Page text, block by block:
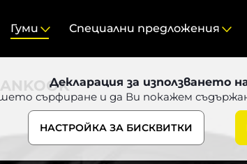
Декларация за използването
сърфиране и да Ви покажем
НАСТРОЙКА ЗА БИСКВИТКИ
Гуми Специални предложения